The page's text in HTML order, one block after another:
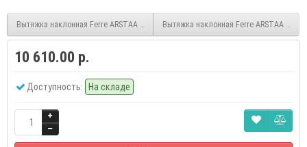
Вытяжка наклонная Ferre ARSTAA 50C WHВытяжка наклонная Ferre ARSTAA 60
10 610.00 р.
Доступность: На складе